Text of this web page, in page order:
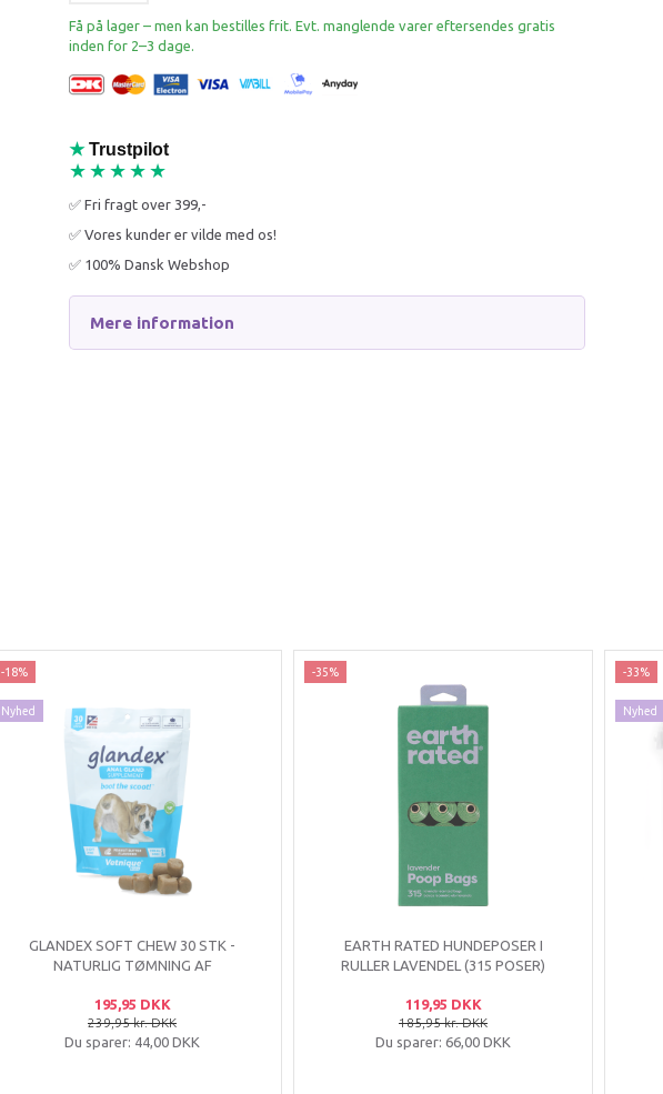
Få på lager – men kan bestilles frit. Evt. manglende varer eftersendes gratis
inden for 2–3 dage.
★ Trustpilot
★★★★★
✅ Fri fragt over 399,-
✅ Vores kunder er vilde med os!
✅ 100% Dansk Webshop
Mere information
-18%
Nyhed
GLANDEX SOFT CHEW 30 STK -
NATURLIG TØMNING AF
195,95 DKK
239,95 kr. DKK
Du sparer: 44,00 DKK
-35%
EARTH RATED HUNDEPOSER I
RULLER LAVENDEL (315 POSER)
119,95 DKK
185,95 kr. DKK
Du sparer: 66,00 DKK
-33%
Nyhed